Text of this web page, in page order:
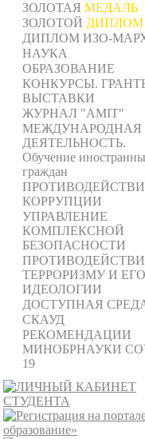
ЗОЛОТАЯ МЕДАЛЬ
ЗОЛОТОЙ ДИПЛОМ
ДИПЛОМ ИЗО-
НАУКА
ОБРАЗОВАНИЕ
КОНКУРСЫ.
ВЫСТАВКИ
ЖУРНАЛ "AMIT"
МЕЖДУНАРОДНАЯ
ДЕЯТЕЛЬНОСТЬ.
Обучение
граждан
КОРРУПЦИИ
УПРАВЛЕНИЕ
КОМПЛЕКСНОЙ
БЕЗОПАСНОСТИ
ТЕРРОРИЗМУ И ЕГО
ИДЕОЛОГИИ
ДОСТУПНАЯ
СКАУД
РЕКОМЕНДАЦИИ
МИНОБРНАУКИ
19